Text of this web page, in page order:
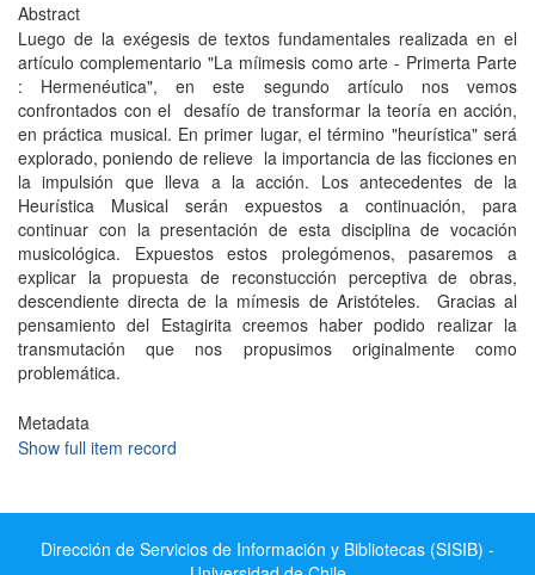
Abstract
Luego de la exégesis de textos fundamentales realizada en el
artículo complementario "La míimesis como arte - Primerta Parte
: Hermenéutica", en este segundo artículo nos vemos
confrontados con el desafío de transformar la teoría en acción,
en práctica musical. En primer lugar, el término "heurística" será
explorado, poniendo de relieve la importancia de las ficciones en
la impulsión que lleva a la acción. Los antecedentes de la
Heurística Musical serán expuestos a continuación, para
continuar con la presentación de esta disciplina de vocación
musicológica. Expuestos estos prolegómenos, pasaremos a
explicar la propuesta de reconstucción perceptiva de obras,
descendiente directa de la mímesis de Aristóteles. Gracias al
pensamiento del Estagirita creemos haber podido realizar la
transmutación que nos propusimos originalmente como
problemática.
Metadata
Show full item record
Dirección de Servicios de Información y Bibliotecas (SISIB) -